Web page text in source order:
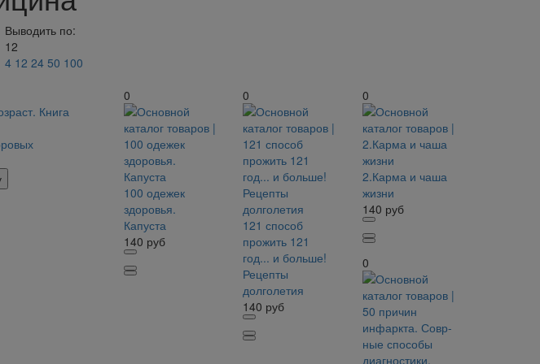
Выводить по:
12
4 12 24 50 100
0
100 одежек
здоровья.
Капуста
140 руб
0
121 способ
прожить 121
год... и больше!
Рецепты
долголетия
140 руб
0
2.Карма и чаша
жизни
140 руб
0